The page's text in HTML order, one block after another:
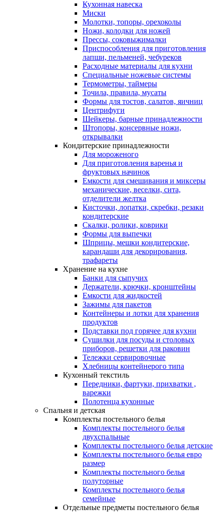
Кухонная навеска
Миски
Молотки, топоры, орехоколы
Ножи, колодки для ножей
Прессы, соковыжималки
Приспособления для приготовления
лапши, пельменей, чебуреков
Расходные материалы для кухни
Специальные ножевые системы
Термометры, таймеры
Точила, правила, мусаты
Формы для тостов, салатов, яичниц
Центрифуги
Шейкеры, барные принадлежности
Штопоры, консервные ножи,
открывалки
Кондитерские принадлежности
Для мороженого
Для приготовления варенья и
фруктовых начинок
Емкости для смешивания и миксеры
механические, веселки, сита,
отделители желтка
Кисточки, лопатки, скребки, резаки
кондитерские
Скалки, ролики, коврики
Формы для выпечки
Шприцы, мешки кондитерские,
карандаши для декорирования,
трафареты
Хранение на кухне
Банки для сыпучих
Держатели, крючки, кронштейны
Емкости для жидкостей
Зажимы для пакетов
Контейнеры и лотки для хранения
продуктов
Подставки под горячее для кухни
Сушилки для посуды и столовых
приборов, решетки для раковин
Тележки сервировочные
Хлебницы контейнерого типа
Кухонный текстиль
Передники, фартуки, прихватки ,
варежки
Полотенца кухонные
Спальня и детская
Комплекты постельного белья
Комплекты постельного белья
двухспальные
Комплекты постельного белья детские
Комплекты постельного белья евро
размер
Комплекты постельного белья
полуторные
Комплекты постельного белья
семейные
Отдельные предметы постельного белья